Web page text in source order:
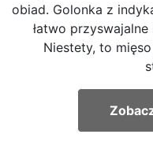
obiad. Golonka z
łatwo
Niestety, to